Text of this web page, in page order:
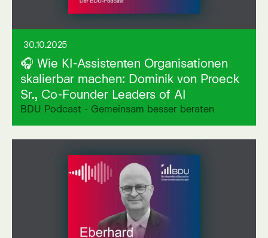
30.10.2025
🎧 Wie KI-Assistenten Organisationen
skalierbar machen: Dominik von Proeck
Sr., Co-Founder Leaders of AI
BDU Podcast - Gemeinsam besser beraten